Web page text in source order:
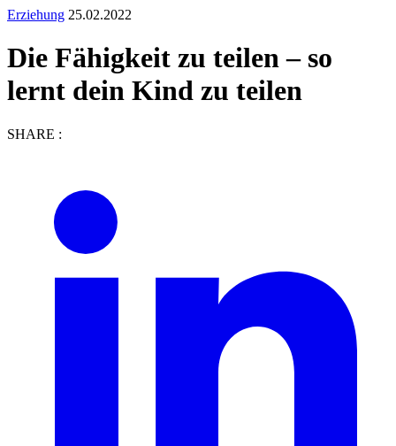
Erziehung 25.02.2022
Die Fähigkeit zu teilen – so
lernt dein Kind zu teilen
SHARE :